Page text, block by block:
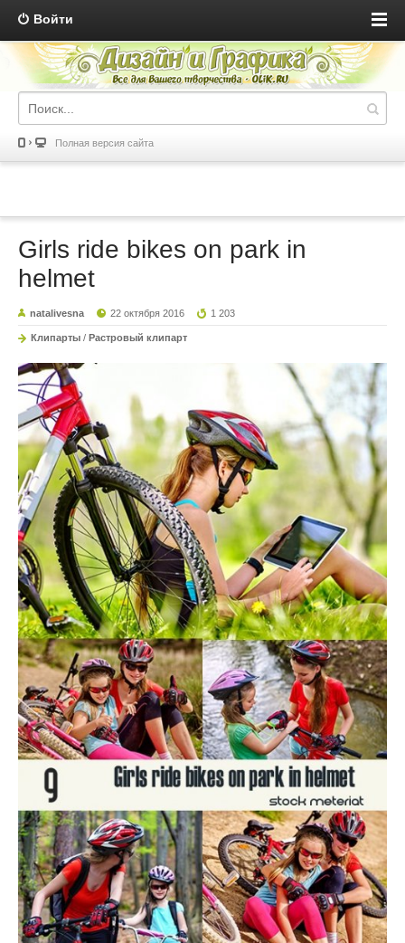
Войти
Полная версия сайта
Girls ride bikes on park in
helmet
natalivesna 22 октября 2016 1 203
Клипарты / Растровый клипарт